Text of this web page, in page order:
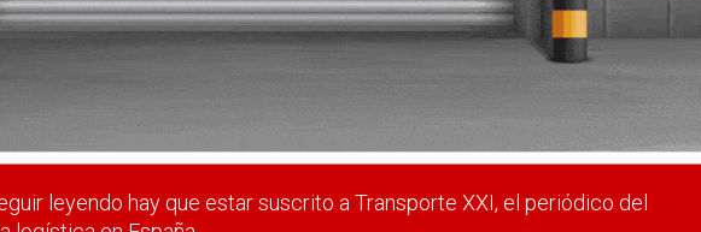
Nombre de usuario (elija un nombre)*
leyendo hay que estar suscrito a Transporte XXI, el periódico del